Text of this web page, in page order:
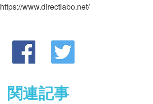
https://www.directlabo.net/
関連記事